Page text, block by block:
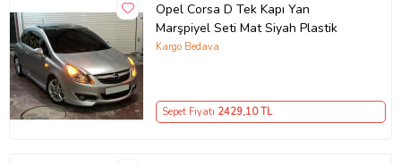
Opel Corsa D Tek Kapı Yan
Marşpiyel Seti Mat Siyah Plastik
Kargo Bedava
Sepet Fiyatı 2429,10 TL